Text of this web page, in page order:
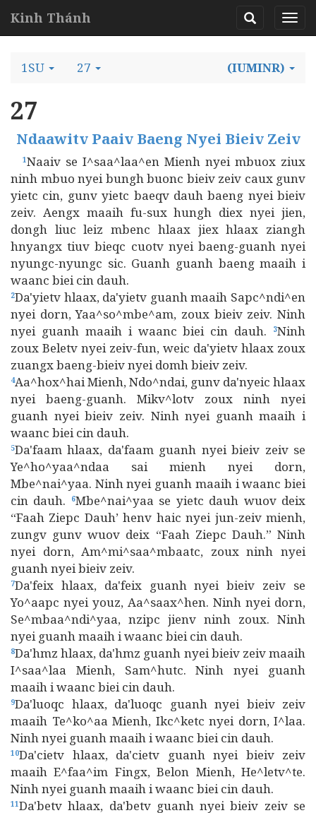
Kinh Thánh
1SU 27 (IUMINR)
27
Ndaawitv Paaiv Baeng Nyei Bieiv Zeiv
1Naaiv se I^saa^laa^en Mienh nyei mbuox ziux
ninh mbuo nyei bungh buonc bieiv zeiv caux gunv
yietc cin, gunv yietc baeqv dauh baeng nyei bieiv
zeiv. Aengx maaih fu-sux hungh diex nyei jien,
dongh liuc leiz mbenc hlaax jiex hlaax ziangh
hnyangx tiuv bieqc cuotv nyei baeng-guanh nyei
nyungc-nyungc sic. Guanh guanh baeng maaih i
waanc biei cin dauh.
2Da'yietv hlaax, da'yietv guanh maaih Sapc^ndi^en
nyei dorn, Yaa^so^mbe^am, zoux bieiv zeiv. Ninh
nyei guanh maaih i waanc biei cin dauh.
3Ninh
zoux Beletv nyei zeiv-fun, weic da'yietv hlaax zoux
zuangx baeng-bieiv nyei domh bieiv zeiv.
4Aa^hox^hai Mienh, Ndo^ndai, gunv da'nyeic hlaax
nyei baeng-guanh. Mikv^lotv zoux ninh nyei
guanh nyei bieiv zeiv. Ninh nyei guanh maaih i
waanc biei cin dauh.
5Da'faam hlaax, da'faam guanh nyei bieiv zeiv se
Ye^ho^yaa^ndaa sai mienh nyei dorn,
Mbe^nai^yaa. Ninh nyei guanh maaih i waanc biei
cin dauh.
6Mbe^nai^yaa se yietc dauh wuov deix
“Faah Ziepc Dauh’ henv haic nyei jun-zeiv mienh,
zungv gunv wuov deix “Faah Ziepc Dauh.” Ninh
nyei dorn, Am^mi^saa^mbaatc, zoux ninh nyei
guanh nyei bieiv zeiv.
7Da'feix hlaax, da'feix guanh nyei bieiv zeiv se
Yo^aapc nyei youz, Aa^saax^hen. Ninh nyei dorn,
Se^mbaa^ndi^yaa, nzipc jienv ninh zoux. Ninh
nyei guanh maaih i waanc biei cin dauh.
8Da'hmz hlaax, da'hmz guanh nyei bieiv zeiv maaih
I^saa^laa Mienh, Sam^hutc. Ninh nyei guanh
maaih i waanc biei cin dauh.
9Da'luoqc hlaax, da'luoqc guanh nyei bieiv zeiv
maaih Te^ko^aa Mienh, Ikc^ketc nyei dorn, I^laa.
Ninh nyei guanh maaih i waanc biei cin dauh.
10Da'cietv hlaax, da'cietv guanh nyei bieiv zeiv
maaih E^faa^im Fingx, Belon Mienh, He^letv^te.
Ninh nyei guanh maaih i waanc biei cin dauh.
11Da'betv hlaax, da'betv guanh nyei bieiv zeiv se